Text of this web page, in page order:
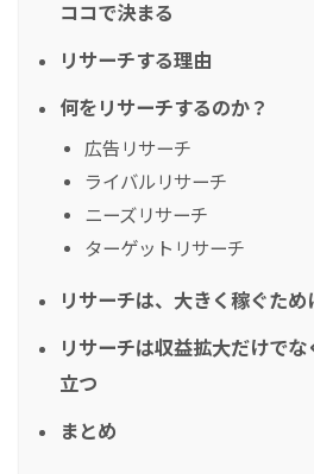
ココで決まる
リサーチする理由
何をリサーチするのか？
広告リサーチ
ライバルリサーチ
ニーズリサーチ
ターゲットリサーチ
リサーチは、大きく稼ぐた
リサーチは収益拡大だけで
立つ
まとめ